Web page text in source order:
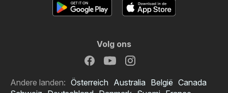
Volg ons
Andere landen: Österreich Australia België Canada